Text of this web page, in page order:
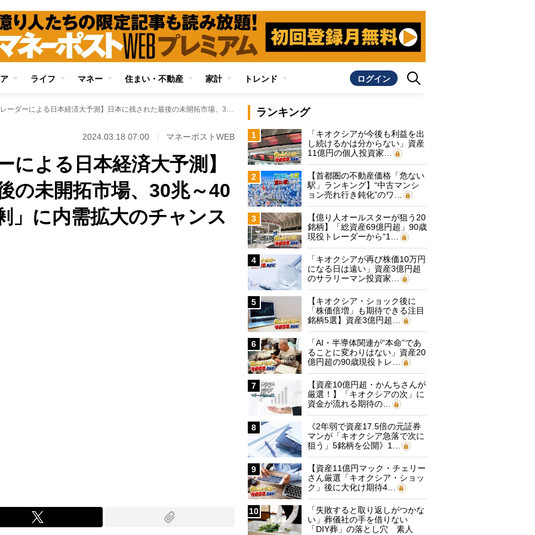
ライフ マネー 住まい・不動産 家計 トレンド ログイン
【伝説のトレーダーによる日本経済大予測】日本に残された最後の未開拓市場、30兆～40兆円の「消費者余剰」に内需拡大のチャンスあり
2024.03.18 07:00 マネーポストWEB
による日本経済大予測】
の未開拓市場、30兆～40
」に内需拡大のチャンス
ランキング
1
「キオクシアが今後も利益を出
し続けるかは分からない」資産
11億円の個人投資家…
2
【首都圏の不動産価格「危ない
駅」ランキング】“中古マンシ
ョン売れ行き鈍化”のワ…
3
【億り人オールスターが狙う20
銘柄】「総資産69億円超」90歳
現役トレーダーから“1…
4
「キオクシアが再び株価10万円
になる日は遠い」資産3億円超
のサラリーマン投資家…
5
【キオクシア・ショック後に
「株価倍増」も期待できる注目
銘柄5選】資産3億円超…
6
「AI・半導体関連が“本命”であ
ることに変わりはない」資産20
億円超の90歳現役トレ…
7
【資産10億円超・かんちさんが
厳選！】「キオクシアの次」に
資金が流れる期待の…
8
《2年弱で資産17.5倍の元証券
マンが「キオクシア急落で次に
狙う」5銘柄を公開》1…
9
【資産11億円マック・チェリー
さん厳選「キオクシア・ショッ
ク」後に大化け期待4…
10
「失敗すると取り返しがつかな
い」葬儀社の手を借りない
「DIY葬」の落とし穴 素人